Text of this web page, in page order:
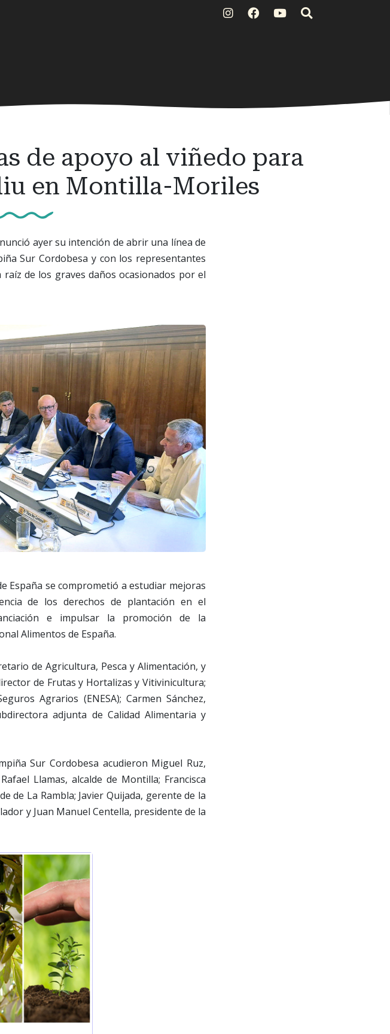
de apoyo al viñedo para
en Montilla-Moriles
ayer su intención de abrir una línea de
Sur Cordobesa y con los representantes
de los graves daños ocasionados por el
España se comprometió a estudiar mejoras
de los derechos de plantación en el
e impulsar la promoción de la
Alimentos de España.
de Agricultura, Pesca y Alimentación, y
de Frutas y Hortalizas y Vitivinicultura;
Agrarios (ENESA); Carmen Sánchez,
adjunta de Calidad Alimentaria y
Sur Cordobesa acudieron Miguel Ruz,
Llamas, alcalde de Montilla; Francisca
de La Rambla; Javier Quijada, gerente de la
y Juan Manuel Centella, presidente de la